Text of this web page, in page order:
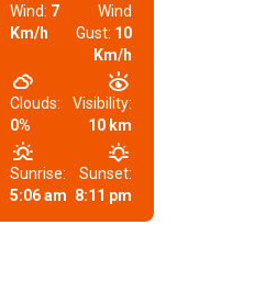
Wind: 7
Km/h
Wind
Gust: 10
Km/h
Clouds:
0%
Visibility:
10 km
Sunrise:
5:06 am
Sunset:
8:11 pm